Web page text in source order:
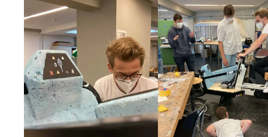
Technical Futures
2019 Künstliche
Intelligenz
Mehr nachhaltige
algorithmische
Innovation
The next wave of
disruptive fashion
tech
Sustainable Design